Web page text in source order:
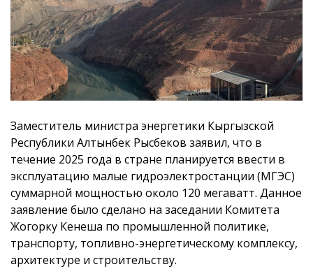
Заместитель министра энергетики Кыргызской
Республики Алтынбек Рысбеков заявил, что в
течение 2025 года в стране планируется ввести в
эксплуатацию малые гидроэлектростанции (МГЭС)
суммарной мощностью около 120 мегаватт. Данное
заявление было сделано на заседании Комитета
Жогорку Кенеша по промышленной политике,
транспорту, топливно-энергетическому комплексу,
архитектуре и строительству.